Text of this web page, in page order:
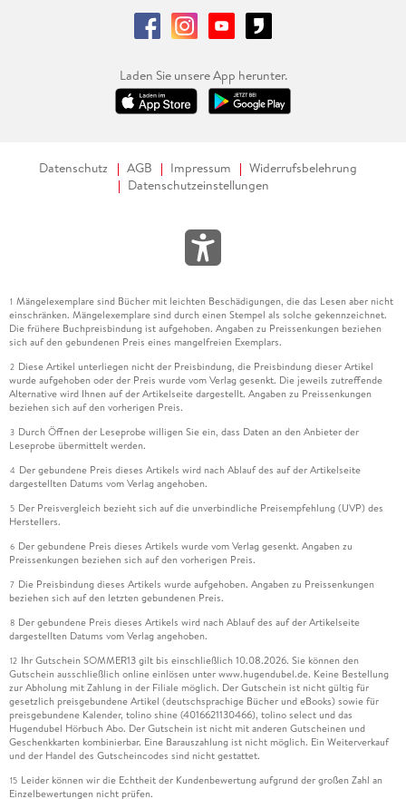
Laden Sie unsere App herunter.
Datenschutz AGB Impressum
Widerrufsbelehrung
Datenschutzeinstellungen
1 Mängelexemplare sind Bücher mit leichten Beschädigungen, die das Lesen aber nicht
einschränken. Mängelexemplare sind durch einen Stempel als solche gekennzeichnet.
Die frühere Buchpreisbindung ist aufgehoben. Angaben zu Preissenkungen beziehen
sich auf den gebundenen Preis eines mangelfreien Exemplars.
2 Diese Artikel unterliegen nicht der Preisbindung, die Preisbindung dieser Artikel
wurde aufgehoben oder der Preis wurde vom Verlag gesenkt. Die jeweils zutreffende
Alternative wird Ihnen auf der Artikelseite dargestellt. Angaben zu Preissenkungen
beziehen sich auf den vorherigen Preis.
3 Durch Öffnen der Leseprobe willigen Sie ein, dass Daten an den Anbieter der
Leseprobe übermittelt werden.
4 Der gebundene Preis dieses Artikels wird nach Ablauf des auf der Artikelseite
dargestellten Datums vom Verlag angehoben.
5 Der Preisvergleich bezieht sich auf die unverbindliche Preisempfehlung (UVP) des
Herstellers.
6 Der gebundene Preis dieses Artikels wurde vom Verlag gesenkt. Angaben zu
Preissenkungen beziehen sich auf den vorherigen Preis.
7 Die Preisbindung dieses Artikels wurde aufgehoben. Angaben zu Preissenkungen
beziehen sich auf den letzten gebundenen Preis.
8 Der gebundene Preis dieses Artikels wird nach Ablauf des auf der Artikelseite
dargestellten Datums vom Verlag angehoben.
12 Ihr Gutschein SOMMER13 gilt bis einschließlich 10.08.2026. Sie können den
Gutschein ausschließlich online einlösen unter www.hugendubel.de. Keine Bestellung
zur Abholung mit Zahlung in der Filiale möglich. Der Gutschein ist nicht gültig für
gesetzlich preisgebundene Artikel (deutschsprachige Bücher und eBooks) sowie für
preisgebundene Kalender, tolino shine (4016621130466), tolino select und das
Hugendubel Hörbuch Abo. Der Gutschein ist nicht mit anderen Gutscheinen und
Geschenkkarten kombinierbar. Eine Barauszahlung ist nicht möglich. Ein Weiterverkauf
und der Handel des Gutscheincodes sind nicht gestattet.
15 Leider können wir die Echtheit der Kundenbewertung aufgrund der großen Zahl an
Einzelbewertungen nicht prüfen.